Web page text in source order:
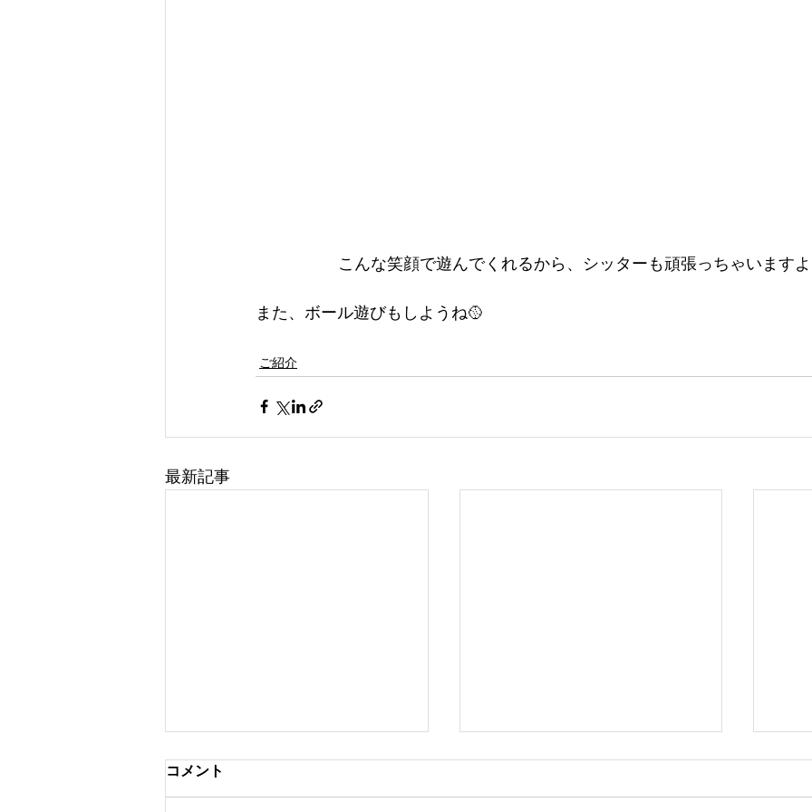
こんな笑顔で遊んでくれるから、シッターも頑張っちゃいます
また、ボール遊びもしようね🥎
ご紹介
最新記事
コメント